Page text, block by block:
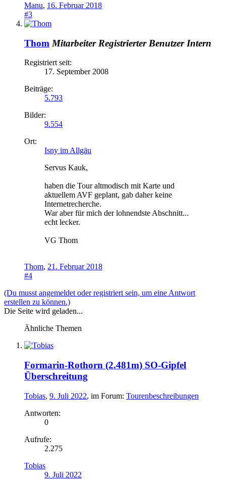
Manu, 16. Februar 2018
#3
Thom Mitarbeiter Registrierter Benutzer Intern
Registriert seit:
17. September 2008
Beiträge:
5.793
Bilder:
9.554
Ort:
Isny im Allgäu
Servus Kauk,
haben die Tour altmodisch mit Karte und
aktuellem AVF geplant, gab daher keine
Internetrecherche.
War aber für mich der lohnendste Abschnitt...
echt lecker.
VG Thom
Thom, 21. Februar 2018
#4
(Du musst angemeldet oder registriert sein, um eine Antwort
erstellen zu können.)
Die Seite wird geladen...
Ähnliche Themen
Formarin-Rothorn (2.481m) SO-Gipfel
Überschreitung
Tobias, 9. Juli 2022, im Forum: Tourenbeschreibungen
Antworten:
0
Aufrufe:
2.275
Tobias
9. Juli 2022